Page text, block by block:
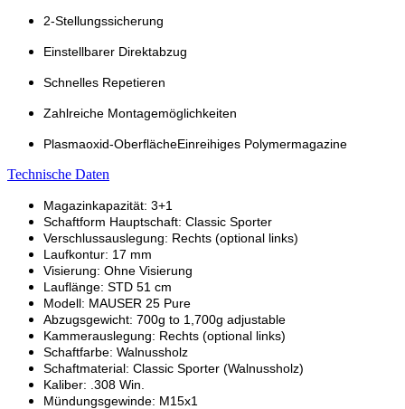
2-Stellungssicherung
Einstellbarer Direktabzug
Schnelles Repetieren
Zahlreiche Montagemöglichkeiten
Plasmaoxid-OberflächeEinreihiges Polymermagazine
Technische Daten
Magazinkapazität: 3+1
Schaftform Hauptschaft: Classic Sporter
Verschlussauslegung: Rechts (optional links)
Laufkontur: 17 mm
Visierung: Ohne Visierung
Lauflänge: STD 51 cm
Modell: MAUSER 25 Pure
Abzugsgewicht: 700g to 1,700g adjustable
Kammerauslegung: Rechts (optional links)
Schaftfarbe: Walnussholz
Schaftmaterial: Classic Sporter (Walnussholz)
Kaliber: .308 Win.
Mündungsgewinde: M15x1